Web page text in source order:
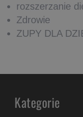
rozszerzanie
Zdrowie
ZUPY DLA
Kategorie